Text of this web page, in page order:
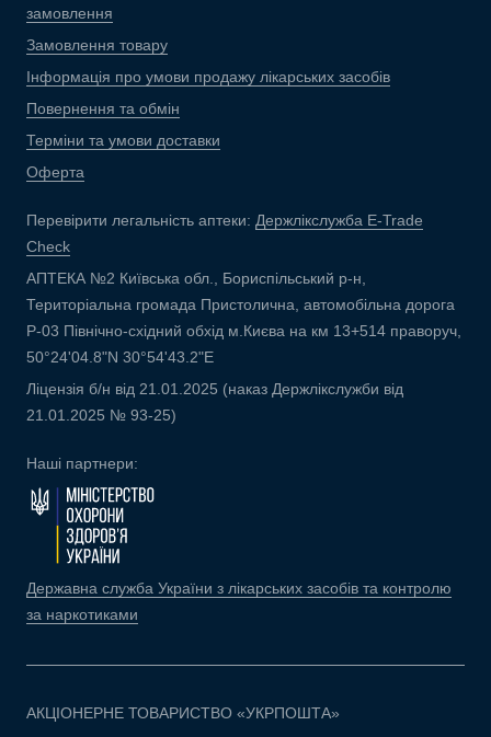
замовлення
Замовлення товару
Інформація про умови продажу лікарських засобів
Повернення та обмін
Терміни та умови доставки
Оферта
Перевірити легальність аптеки: Держлікслужба E-Trade
Check
АПТЕКА №2 Київська обл., Бориспільський р-н,
Територіальна громада Пристолична, автомобільна дорога
Р-03 Північно-східний обхід м.Києва на км 13+514 праворуч,
50°24'04.8"N 30°54'43.2"E
Ліцензія б/н від 21.01.2025 (наказ Держлікслужби від
21.01.2025 № 93-25)
Наші партнери:
Державна служба України з лікарських засобів та контролю
за наркотиками
АКЦІОНЕРНЕ ТОВАРИСТВО «УКРПОШТА»